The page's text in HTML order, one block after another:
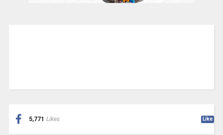
5,771 Likes Like